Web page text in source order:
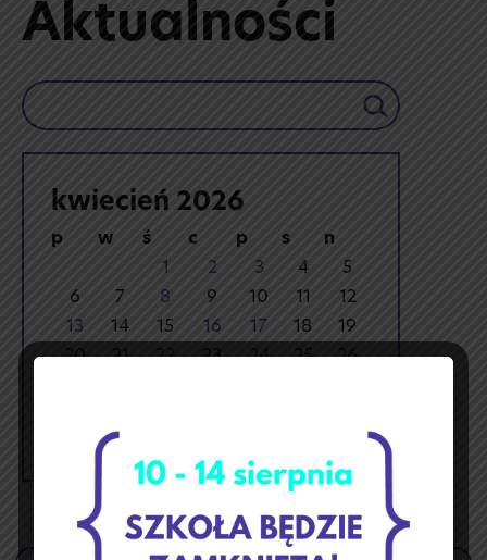
Aktualności
Szukaj
kwiecień 2026
p w ś c p s
n
1
2 3 4
5
6
7 8 9 10 11
12
13
14 15 16 17 18
19
20
21 22 23 24 25
26